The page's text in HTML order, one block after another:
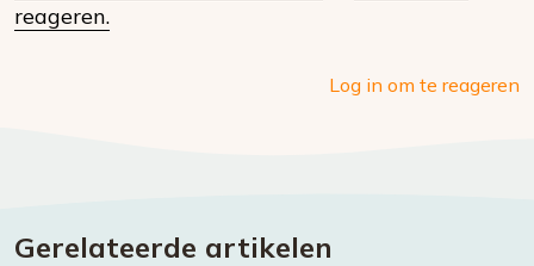
reageren.
Log in om te reageren
Gerelateerde artikelen